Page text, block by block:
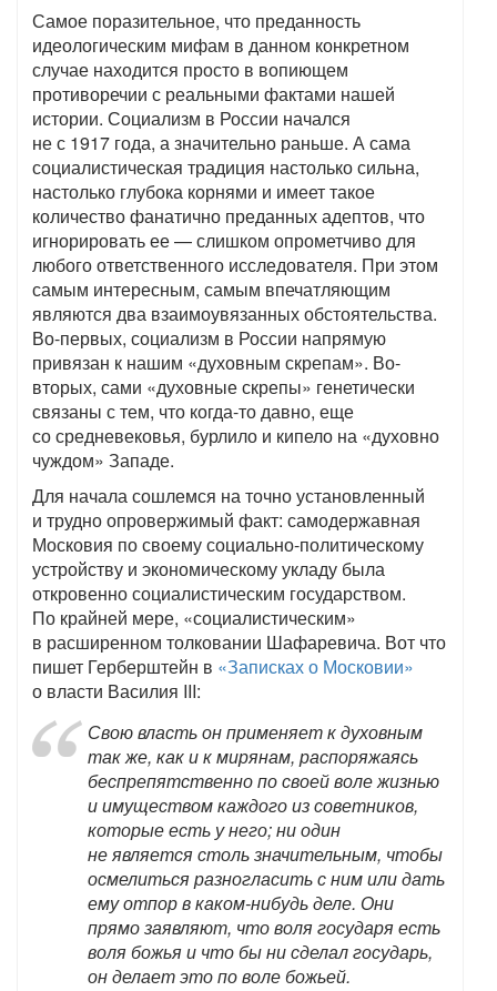
Самое поразительное, что преданность
идеологическим мифам в данном конкретном
случае находится просто в вопиющем
противоречии с реальными фактами нашей
истории. Социализм в России начался
не с 1917 года, а значительно раньше. А сама
социалистическая традиция настолько сильна,
настолько глубока корнями и имеет такое
количество фанатично преданных адептов, что
игнорировать ее — слишком опрометчиво для
любого ответственного исследователя. При этом
самым интересным, самым впечатляющим
являются два взаимоувязанных обстоятельства.
Во-первых, социализм в России напрямую
привязан к нашим «духовным скрепам». Во-
вторых, сами «духовные скрепы» генетически
связаны с тем, что когда-то давно, еще
со средневековья, бурлило и кипело на «духовно
чуждом» Западе.
Для начала сошлемся на точно установленный
и трудно опровержимый факт: самодержавная
Московия по своему социально-политическому
устройству и экономическому укладу была
откровенно социалистическим государством.
По крайней мере, «социалистическим»
в расширенном толковании Шафаревича. Вот что
пишет Герберштейн в «Записках о Московии»
о власти Василия III:
Свою власть он применяет к духовным
так же, как и к мирянам, распоряжаясь
беспрепятственно по своей воле жизнью
и имуществом каждого из советников,
которые есть у него; ни один
не является столь значительным, чтобы
осмелиться разногласить с ним или дать
ему отпор в каком-нибудь деле. Они
прямо заявляют, что воля государя есть
воля божья и что бы ни сделал государь,
он делает это по воле божьей.